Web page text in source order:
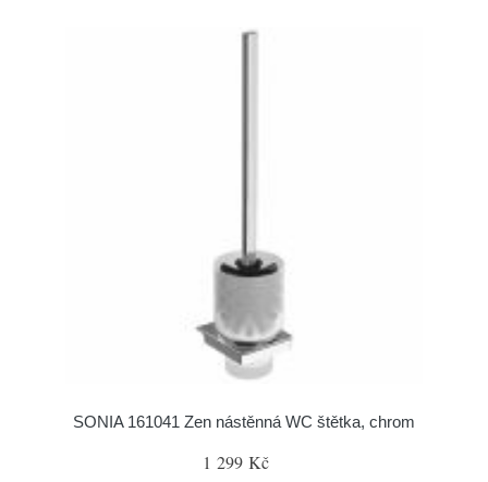
SONIA 161041 Zen nástěnná WC štětka, chrom
1 299 Kč